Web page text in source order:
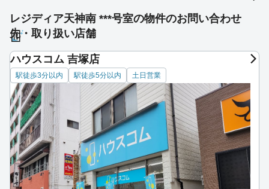
レジディア天神南 ***号室の物件のお問い合わせ
先・取り扱い店舗
ハウスコム 吉塚店
駅徒歩3分以内 駅徒歩5分以内 土日営業